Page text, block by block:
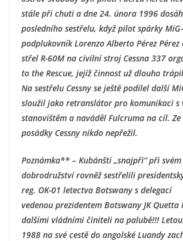
stále při chuti a dne 24. února 1996
posledního sestřelu, když pilot spárky
podplukovník Lorenzo Alberto Pérez
střel R-60M na civilní stroj Cessna 337
to the Rescue, jejíž činnost už dlouho
Na sestřelu Cessny se ještě podílel další
sloužil jako retranslátor pro komunikaci s
stanovištěm a naváděl Fulcruma na cíl.
posádky Cessny nikdo nepřežil.
Poznámka** – Kubánští „snajpři“ při
dobrodružství rovněž sestřelili
reg. OK-01 letectva Botswany s delegací
vedenou prezidentem Botswany JK Quetta
dalšími vládními činiteli na palubě!!!
1988 na své cestě do angolské Luandy